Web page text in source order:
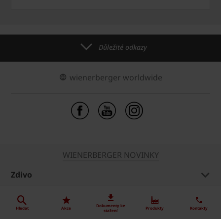
Hledat Akce
Dokumenty ke
stažení
Produkty Kontakty
Důležité odkazy
wienerberger worldwide
WIENERBERGER NOVINKY
Zdivo
Střecha